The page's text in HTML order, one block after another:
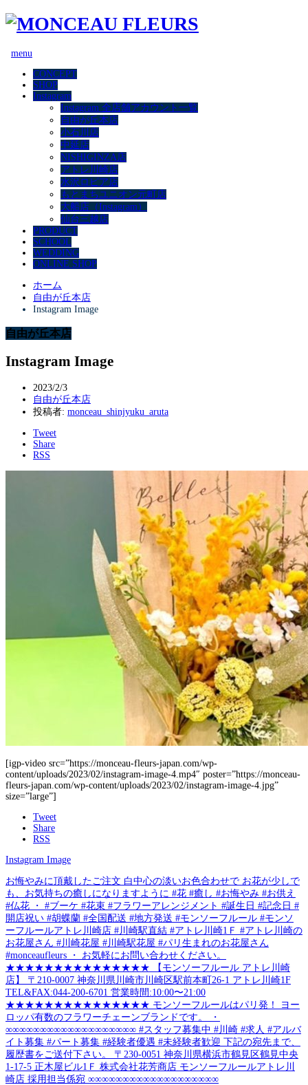
menu
CONCEPT
SHOP
Instagram
Instagram 全店舗アカウント一覧
自由が丘本店
小石川店
中延店
NISHIGINZA店
アトレ川崎店
水沢ロピア店
もとまちユニオン元町店
大船店（Instagram）
仙台三越店
PRODUCT
SCHOOL
WEDDING
ONLINE SHOP
ホーム
自由が丘本店
Instagram Image
自由が丘本店
Instagram Image
2023/2/3
自由が丘本店
投稿者: monceau_shinjyuku_aruta
Tweet
Share
RSS
[igp-video src=”https://monceau-fleurs-japan.com/wp-
content/uploads/2023/02/instagram-image-4.mp4″ poster=”https://monceau-
fleurs-japan.com/wp-content/uploads/2023/02/instagram-image-4.jpg”
size=”large”]
Tweet
Share
RSS
Instagram Image
お悔やみに頂戴したご注文 白中心の淡いお色合わせで お花が少しで
も、お気持ちの癒しになりますように #花 #癒し #お悔やみ #お供え
#仏花 ・ #ブーケ #花束 #フラワーアレンジメント #誕生日 #記念日 #
開店祝い #胡蝶蘭 #全国配送 #地方発送 #モンソーフルール #モンソ
ーフルールアトレ川崎店 #川崎駅直結 #アトレ川崎1Ｆ #アトレ川崎の
お花屋さん #川崎花屋 #川崎駅花屋 #パリ生まれのお花屋さん
#monceaufleurs ・ お気軽にお問い合わせください。
★★★★★★★★★★★★★★★ 【モンソーフルール アトレ川崎
店】 〒210-0007 神奈川県川崎市川崎区駅前本町26-1 アトレ川崎1F
TEL&FAX:044-200-6701 営業時間:10:00〜21:00
★★★★★★★★★★★★★★★ モンソーフルールはパリ発！ ヨー
ロッパ有数のフラワーチェーンブランドです。 ・
∞∞∞∞∞∞∞∞∞∞∞∞∞∞∞∞∞∞∞ #スタッフ募集中 #川崎 #求人 #アルバ
イト募集 #パート募集 #経験者優遇 #未経験者歓迎 下記の宛先まで、
履歴書をご送付下さい。 〒230-0051 神奈川県横浜市鶴見区鶴見中央
1-17-5 正木屋ビル1Ｆ 株式会社花芳商店 モンソーフルールアトレ川
崎店 採用担当係宛 ∞∞∞∞∞∞∞∞∞∞∞∞∞∞∞∞∞∞∞